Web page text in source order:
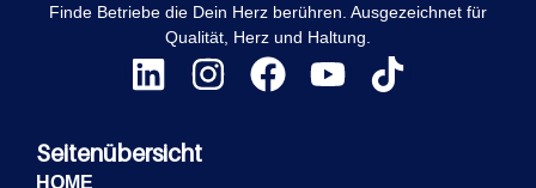
Finde Betriebe die Dein Herz berühren. Ausgezeichnet für
Qualität, Herz und Haltung.
Seitenübersicht
HOME